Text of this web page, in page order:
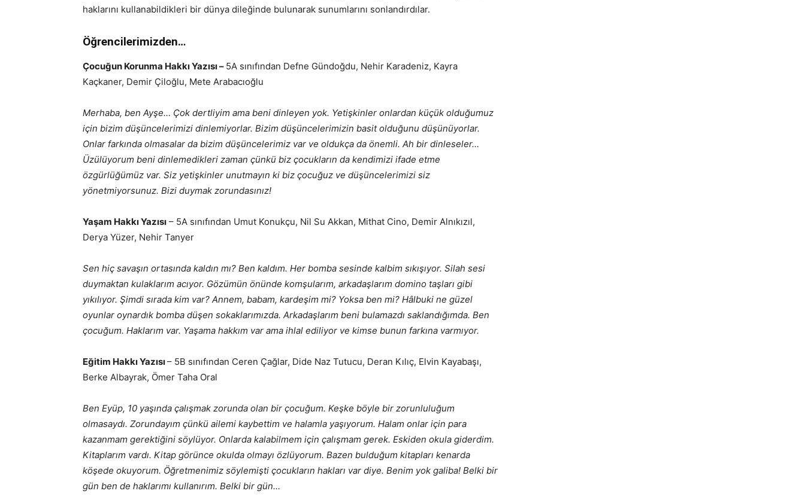
haklarını kullanabildikleri bir dünya dileğinde bulunarak sunumlarını sonlandırdılar.
Öğrencilerimizden…
Çocuğun Korunma Hakkı Yazısı – 5A sınıfından Defne Gündoğdu, Nehir Karadeniz, Kayra
Kaçkaner, Demir Çiloğlu, Mete Arabacıoğlu
Merhaba, ben Ayşe… Çok dertliyim ama beni dinleyen yok. Yetişkinler onlardan küçük olduğumuz
için bizim düşüncelerimizi dinlemiyorlar. Bizim düşüncelerimizin basit olduğunu düşünüyorlar.
Onlar farkında olmasalar da bizim düşüncelerimiz var ve oldukça da önemli. Ah bir dinleseler…
Üzülüyorum beni dinlemedikleri zaman çünkü biz çocukların da kendimizi ifade etme
özgürlüğümüz var. Siz yetişkinler unutmayın ki biz çocuğuz ve düşüncelerimizi siz
yönetmiyorsunuz. Bizi duymak zorundasınız!
Yaşam Hakkı Yazısı – 5A sınıfından Umut Konukçu, Nil Su Akkan, Mithat Cino, Demir Alnıkızıl,
Derya Yüzer, Nehir Tanyer
Sen hiç savaşın ortasında kaldın mı? Ben kaldım. Her bomba sesinde kalbim sıkışıyor. Silah sesi
duymaktan kulaklarım acıyor. Gözümün önünde komşularım, arkadaşlarım domino taşları gibi
yıkılıyor. Şimdi sırada kim var? Annem, babam, kardeşim mi? Yoksa ben mi? Hâlbuki ne güzel
oyunlar oynardık bomba düşen sokaklarımızda. Arkadaşlarım beni bulamazdı saklandığımda. Ben
çocuğum. Haklarım var. Yaşama hakkım var ama ihlal ediliyor ve kimse bunun farkına varmıyor.
Eğitim Hakkı Yazısı– 5B sınıfından Ceren Çağlar, Dide Naz Tutucu, Deran Kılıç, Elvin Kayabaşı,
Berke Albayrak, Ömer Taha Oral
Ben Eyüp, 10 yaşında çalışmak zorunda olan bir çocuğum. Keşke böyle bir zorunluluğum
olmasaydı. Zorundayım çünkü ailemi kaybettim ve halamla yaşıyorum. Halam onlar için para
kazanmam gerektiğini söylüyor. Onlarda kalabilmem için çalışmam gerek. Eskiden okula giderdim.
Kitaplarım vardı. Kitap görünce okulda olmayı özlüyorum. Bazen bulduğum kitapları kenarda
köşede okuyorum. Öğretmenimiz söylemişti çocukların hakları var diye. Benim yok galiba! Belki bir
gün ben de haklarımı kullanırım. Belki bir gün…